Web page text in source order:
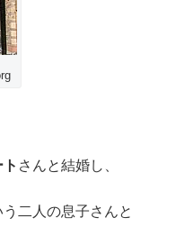
さんと結婚し、
二人の息子さんと